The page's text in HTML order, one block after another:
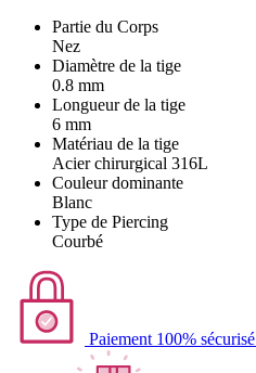
Partie du Corps
Nez
Diamètre de la tige
0.8 mm
Longueur de la tige
6 mm
Matériau de la tige
Acier chirurgical 316L
Couleur dominante
Blanc
Type de Piercing
Courbé
Paiement 100% sécurisé